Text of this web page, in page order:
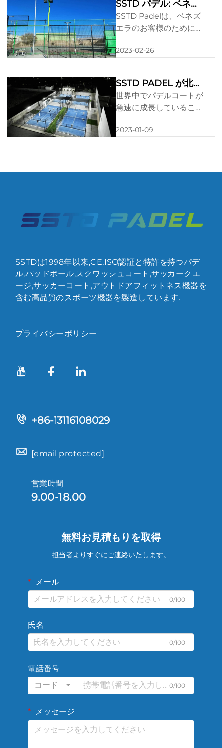
「シアラン」は、チャネ
ル諸島最大の島に激しい
勢いで襲いかかり、その
様子はとても...
SSTD パデル: ベネズ
エラにトップクラス
のパデルコートを開
設
SSTD Padelは、ベネズ
エラのお客様のために最
高級のパデルコートを構
築するにあたり、中心的
きて大変喜ばしく思って
います。このハイエンド
な施設は、パノラマ窓付
きのパデルコート2面を
ーツシーンに新たな刺激
2023-02-26
SSTD PADEL が北米
に進出: パデルコート
の新時代
世界中でパデルコートが
急速に成長していること
米国やカナダなどの主要
えた SSTD PADEL は、
世界中のパデルコートの
2023-01-09
SSTDは1998年以来,CE,ISO認証と特許を持つパデ
ル,パッドボール,スクワッシュコート,サッカークエ
ージ,サッカーコート,アウトドアフィットネス機器を
含む高品質のスポーツ機器を製造しています.
プライバシーポリシー
+86-13116108029
[email protected]
営業時間
9.00-18.00
無料お見積もりを取得
担当者よりすぐにご連絡いたします。
メール
0/100
氏名
0/100
電話番号
コード
0/100
メッセージ